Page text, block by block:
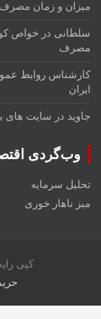
میزان و زمان مصرف
سلطانی در خواص
مصرف
کارشناس روابط
ایران
جاویددر سایت های
وب‌گردی
تحلیل سرمایه
میز ناهار خوری
کپی